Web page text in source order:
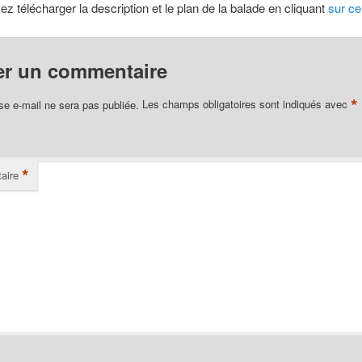
télécharger la description et le plan de la balade en cliquantsur
un commentaire
e-mail ne sera pas publiée. Les champs obligatoires sont indiqués avec *
*